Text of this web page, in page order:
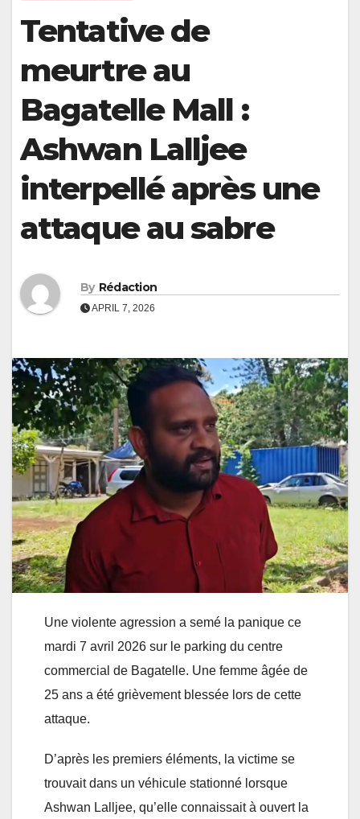
Tentative de
meurtre au
Bagatelle Mall :
Ashwan Lalljee
interpellé après une
attaque au sabre
By Rédaction
APRIL 7, 2026
Une violente agression a semé la panique ce
mardi 7 avril 2026 sur le parking du centre
commercial de Bagatelle. Une femme âgée de
25 ans a été grièvement blessée lors de cette
attaque.
D’après les premiers éléments, la victime se
trouvait dans un véhicule stationné lorsque
Ashwan Lalljee, qu’elle connaissait à ouvert la